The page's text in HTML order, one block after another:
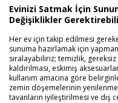
Evinizi Satmak İçin
Değişiklikler
Her ev için takip edilmesi
sunuma hazırlamak için
sıralayabiliriz; temizlik, gereksiz
kaldırılması, eskimiş
kullanım amacına göre
zemin döşemelerinin
tavanların iyileştirilmesi ve dış